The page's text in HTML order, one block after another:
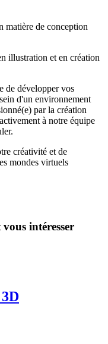
matière de conception
illustration et en création
de développer vos
d'un environnement
par la création
à notre équipe
créativité et de
mondes virtuels
intéresser